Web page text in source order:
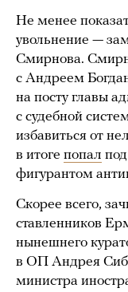
Не менее
увольнение —
Смирнова.
с Андреем
на посту главы
с судебной
избавиться от
в итоге попал
фигурантом
Скорее всего,
ставленников
нынешнего
в ОП Андрея
министра